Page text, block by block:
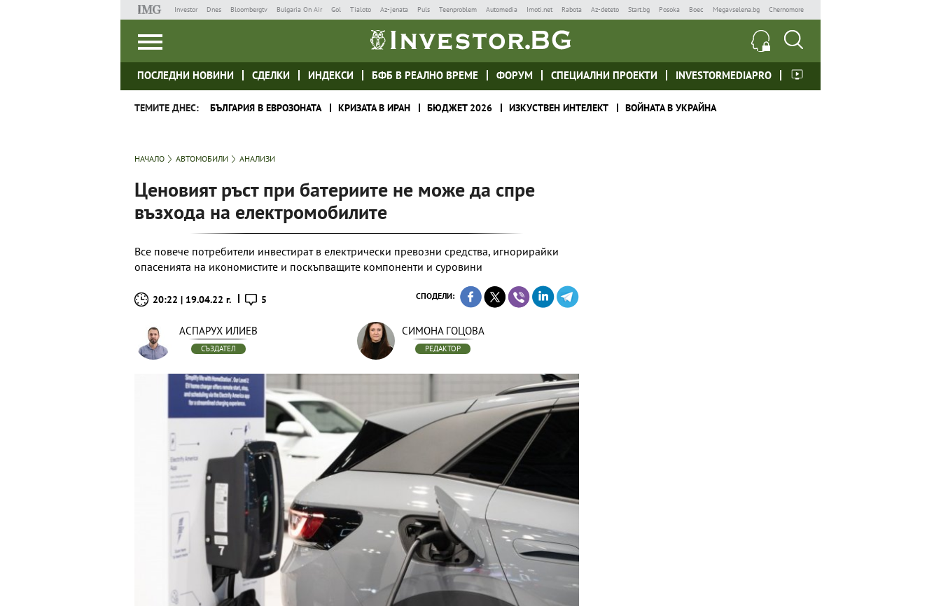
Investor Dnes Bloombergtv Bulgaria On Air Gol Tialoto Az-jenata Puls Teenproblem Automedia Imoti.net Rabota Az-deteto Start.bg Posoka Boec Megavselena.bg Chernomore
ПОСЛЕДНИ НОВИНИ СДЕЛКИ ИНДЕКСИ БФБ В РЕАЛНО ВРЕМЕ ФОРУМ СПЕЦИАЛНИ ПРОЕКТИ INVESTORMEDIAPRO
ТЕМИТЕ ДНЕС: БЪЛГАРИЯ В ЕВРОЗОНАТА КРИЗАТА В ИРАН БЮДЖЕТ 2026 ИЗКУСТВЕН ИНТЕЛЕКТ ВОЙНАТА В УКРАЙНА
НАЧАЛО АВТОМОБИЛИ АНАЛИЗИ
Ценовият ръст при батериите не може да спре
възхода на електромобилите
Все повече потребители инвестират в електрически превозни средства, игнорирайки
опасенията на икономистите и поскъпващите компоненти и суровини
20:22 | 19.04.22 г. 5 СПОДЕЛИ:
АСПАРУХ ИЛИЕВ
СЪЗДАТЕЛ
СИМОНА ГОЦОВА
РЕДАКТОР